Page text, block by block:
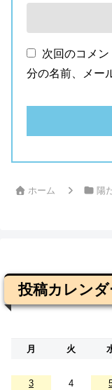
次回のコメ
分の名前、メー
ホーム 陽
投稿カレンダ
月 火
3
4